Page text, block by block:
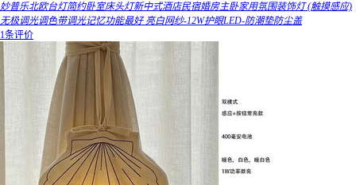
妙普乐北欧台灯简约卧室床头灯新中式酒店民宿婚房主卧家用氛围装饰灯 (触摸感应)
无极调光调色带调光记忆功能最好 亮白网纱-12W护眼LED-防潮垫防尘盖
1条评价